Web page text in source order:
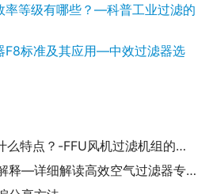
率等级有哪些？—科普工业过滤的
F8标准及其应用—中效过滤器选
FFU风机过滤机组有什么特点？-FFU风机过滤机组的十大特点
高效空气过滤器名词解释—详细解读高效空气过滤器专用术语